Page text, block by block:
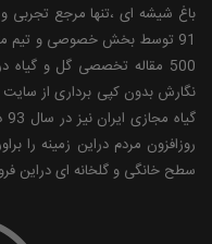
باغ شیشه ای ،تنها مرجع تجربی
91 توسط بخش خصوصی و تیم
500 مقاله تخصصی گل و
نگارش بدون کپی برداری از سایت
روزافزون مردم دراین زمینه را
سطح خانگی و گلخانه ای دراین